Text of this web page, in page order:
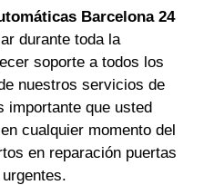
Barcelona 24
durante toda la
soporte a todos los
nuestros servicios de
importante que usted
cualquier momento del
en reparación puertas